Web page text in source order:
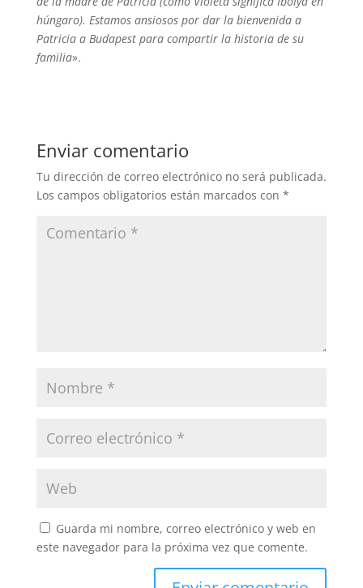
húngaro). Estamos ansiosos por dar la bienvenida a
Patricia a Budapest para compartir la historia de su
familia».
Enviar comentario
Tu dirección de correo electrónico no será publicada.
Los campos obligatorios están marcados con *
Guarda mi nombre, correo electrónico y web en
este navegador para la próxima vez que comente.